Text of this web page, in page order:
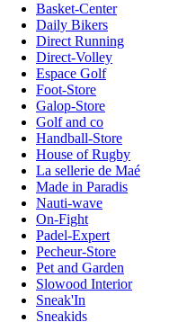
Basket-Center
Daily Bikers
Direct Running
Direct-Volley
Espace Golf
Foot-Store
Galop-Store
Golf and co
Handball-Store
House of Rugby
La sellerie de Maé
Made in Paradis
Nauti-wave
On-Fight
Padel-Expert
Pecheur-Store
Pet and Garden
Slowood Interior
Sneak'In
Sneakids